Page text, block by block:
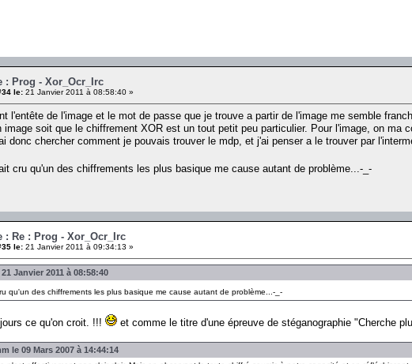
: Prog - Xor_Ocr_Irc
le: 21 Janvier 2011 à 08:58:40 »
l'entête de l'image et le mot de passe que je trouve a partir de l'image me semble
image soit que le chiffrement XOR est un tout petit peu particulier. Pour l'image, on
donc chercher comment je pouvais trouver le mdp, et j'ai penser a le trouver par
cru qu'un des chiffrements les plus basique me cause autant de problème...-_-
: Re : Prog - Xor_Ocr_Irc
le: 21 Janvier 2011 à 09:34:13 »
Janvier 2011 à 08:58:40
qu'un des chiffrements les plus basique me cause autant de problème...-_-
ce qu'on croit. !!! et comme le titre d'une épreuve de stéganographie "Cherche
le 09 Mars 2007 à 14:44:14